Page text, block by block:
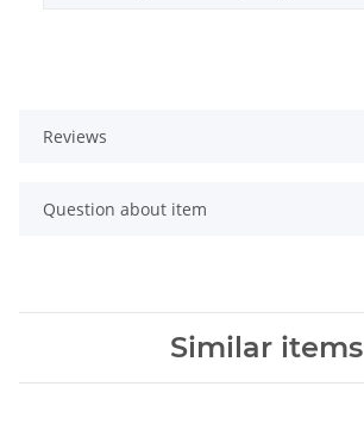
Reviews
Question about item
Similar items